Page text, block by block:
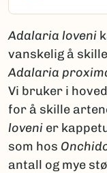
Adalaria loveni
vanskelig å
Adalaria
Vi bruker i
for å skille
loveni er
som hos
antall og mye